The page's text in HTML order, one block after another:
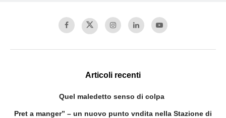
Articoli recenti
Quel maledetto senso di colpa
Pret a manger” – un nuovo punto vndita nella Stazione di